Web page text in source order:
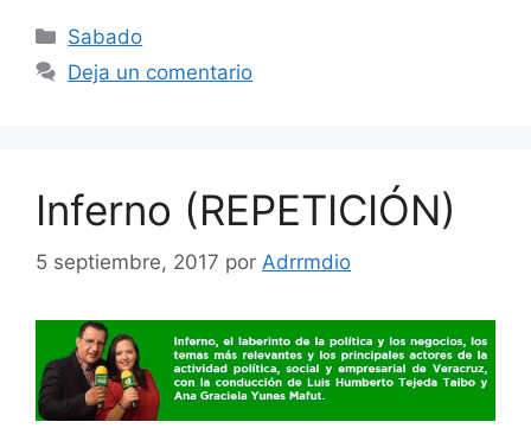
Categorías
Sabado
Deja un comentario
Inferno (REPETICIÓN)
5 septiembre, 2017 por Adrrmdio